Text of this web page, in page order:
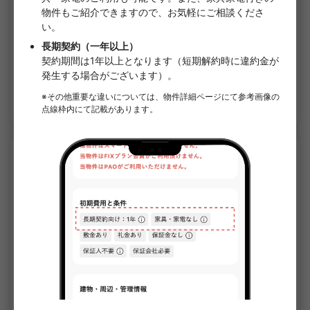
プレサンス南堀江ザ・センス
¥68,500 - ¥138,000
21.09㎡〜 /15階建て
家具・家電付き 敷金なし
詳細を見る
APARTMENT